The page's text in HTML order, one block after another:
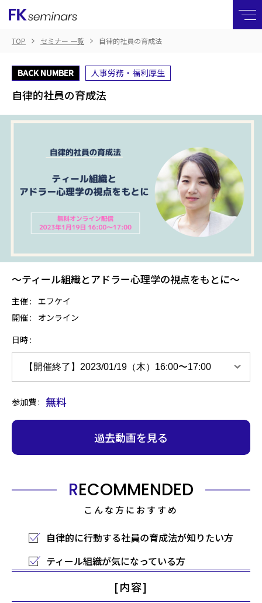
TOP セミナー 一覧 自律的社員の育成法
BACK NUMBER 人事労務・福利厚生
自律的社員の育成法
～ティール組織とアドラー心理学の視点をもとに～
主催 : エフケイ
開催 :
オンライン
日時
参加費 無料
過去動画を見る
RECOMMENDED
こんな方におすすめ
自律的に行動する社員の育成法が知りたい方
ティール組織が気になっている方
[内容]